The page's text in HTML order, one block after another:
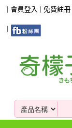
會員登入 免費註冊